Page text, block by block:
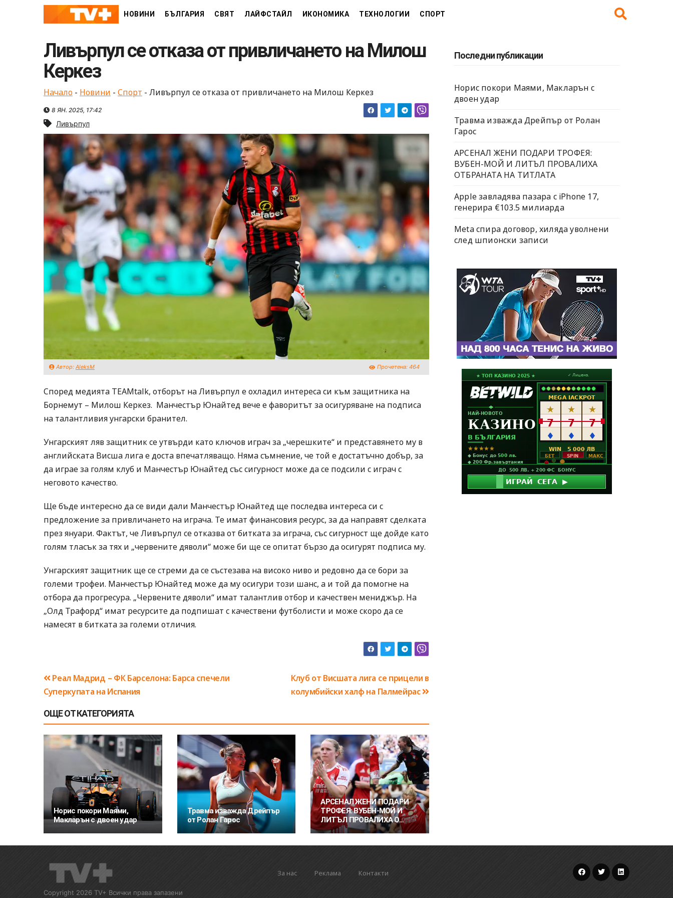
НОВИНИ БЪЛГАРИЯ СВЯТ ЛАЙФСТАЙЛ ИКОНОМИКА ТЕХНОЛОГИИ СПОРТ
Ливърпул се отказа от привличането на Милош
Керкез
Начало - Новини - Спорт - Ливърпул се отказа от привличането на Милош Керкез
8 ЯН. 2025, 17:42
Ливърпул
Автор: AleksM Прочетена: 464
Според медията TEAMtalk, отборът на Ливърпул е охладил интереса си към защитника на
Борнемут – Милош Керкез. Манчестър Юнайтед вече е фаворитът за осигуряване на подписа
на талантливия унгарски бранител.
Унгарският ляв защитник се утвърди като ключов играч за „черешките“ и представянето му в
английската Висша лига е доста впечатляващо. Няма съмнение, че той е достатъчно добър, за
да играе за голям клуб и Манчестър Юнайтед със сигурност може да се подсили с играч с
неговото качество.
Ще бъде интересно да се види дали Манчестър Юнайтед ще последва интереса си с
предложение за привличането на играча. Те имат финансовия ресурс, за да направят сделката
през януари. Фактът, че Ливърпул се отказва от битката за играча, със сигурност ще дойде като
голям тласък за тях и „червените дяволи“ може би ще се опитат бързо да осигурят подписа му.
Унгарският защитник ще се стреми да се състезава на високо ниво и редовно да се бори за
големи трофеи. Манчестър Юнайтед може да му осигури този шанс, а и той да помогне на
отбора да прогресура. „Червените дяволи“ имат талантлив отбор и качествен мениджър. На
„Олд Трафорд“ имат ресурсите да подпишат с качествени футболисти и може скоро да се
намесят в битката за големи отличия.
Навигация
Клуб от Висшата лига се прицели в
колумбийски халф на Палмейрас
Реал Мадрид – ФК Барселона: Барса спечели
Суперкупата на Испания
ОЩЕ ОТ КАТЕГОРИЯТА
Норис покори Маями,
Макларън с двоен удар
Травма изважда Дрейпър
от Ролан Гарос
АРСЕНАЛ ЖЕНИ ПОДАРИ
ТРОФЕЯ: ВУБЕН-МОЙ И
ЛИТЪЛ ПРОВАЛИХА О...
Последни публикации
Норис покори Маями, Макларън с
двоен удар
Травма изважда Дрейпър от Ролан
Гарос
АРСЕНАЛ ЖЕНИ ПОДАРИ ТРОФЕЯ:
ВУБЕН-МОЙ И ЛИТЪЛ ПРОВАЛИХА
ОТБРАНАТА НА ТИТЛАТА
Apple завладява пазара с iPhone 17,
генерира €103.5 милиарда
Meta спира договор, хиляда уволнени
след шпионски записи
За нас Реклама Контакти
Copyright 2026 TV+ Всички права запазени